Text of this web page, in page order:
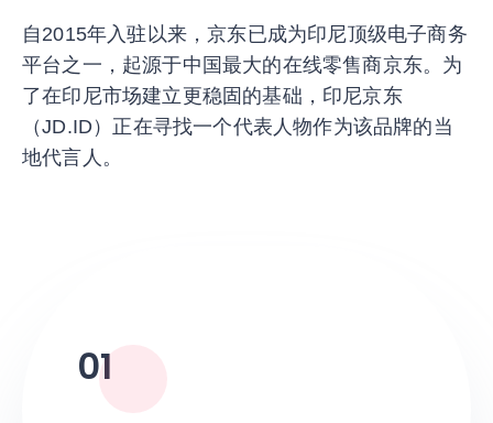
自2015年入驻以来，京东已成为印尼顶级电子商务
平台之一，起源于中国最大的在线零售商京东。为
了在印尼市场建立更稳固的基础，印尼京东
（JD.ID）正在寻找一个代表人物作为该品牌的当
地代言人。
01